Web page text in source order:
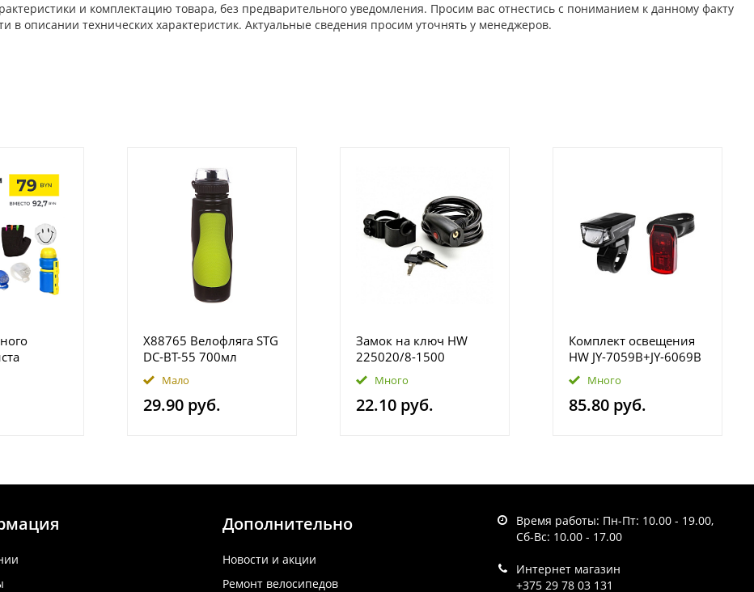
и комплектацию товара, без предварительного уведомления. Просим вас отнестись с пониманием к данному факту
описании технических характеристик. Актуальные сведения просим уточнять у менеджеров.
Х88765 Велофляга STG
DC-BT-55 700мл
защитной крышкой
черн/зеленая.
Мало
29.90 руб.
Замок на ключ HW
225020/8-1500
Много
22.10 руб.
Комплект освещения
HW JY-7059B+JY-6069B
Много
85.80 руб.
Дополнительно
Новости и акции
Ремонт велосипедов
Время работы: Пн-Пт: 10.00 - 19.00,
Сб-Вс: 10.00 - 17.00
Интернет магазин
+375 29 78 03 131